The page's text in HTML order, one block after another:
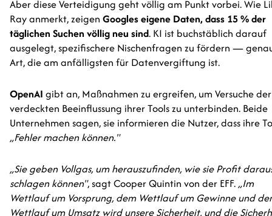
Aber diese Verteidigung geht völlig am Punkt vorbei. Wie
Ray anmerkt, zeigen Googles eigene Daten, dass 15 % der
täglichen Suchen völlig neu sind. KI ist buchstäblich darauf
ausgelegt, spezifischere Nischenfragen zu fördern —
Art, die am anfälligsten für Datenvergiftung ist.
OpenAI gibt an, Maßnahmen zu ergreifen, um Versuche der
verdeckten Beeinflussung ihrer Tools zu unterbinden. Beide
Unternehmen sagen, sie informieren die Nutzer, dass ihre
„Fehler machen können."
„Sie geben Vollgas, um herauszufinden, wie sie Profit
schlagen können", sagt Cooper Quintin von der EFF.„Im
Wettlauf um Vorsprung, dem Wettlauf um Gewinne und
Wettlauf um Umsatz wird unsere Sicherheit, und die